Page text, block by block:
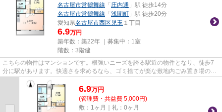
名古屋市営鶴舞線 「 庄内通 」駅 徒歩14分
名古屋市営鶴舞線 「 浅間町 」駅 徒歩20分
愛知県名古屋市西区 児玉 １丁目
6.9万円
築年数：築22年 ｜募集中： 1室
階数：3階建
こちらの物件はマンションです。根強いニーズを誇る駅近の物件となり、徒歩7
分に駅があります。快適さを求めるなら、ゴミ捨てが楽な敷地内ごみ置き場のあ
る物件がお勧めです。新着情報...
6.9万円
(管理費・共益費 5,000円)
敷：1ヶ月｜礼：0ヶ月